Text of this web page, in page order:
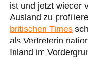
ist und jetzt wieder
Ausland zu
britischen Times
als Vertreterin
Inland im